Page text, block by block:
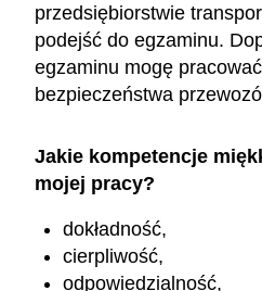
przedsiębiorstwie
podejść do egzaminu.
egzaminu mogę
bezpieczeństwa
Jakie kompetencje
mojej pracy?
dokładność,
cierpliwość,
odpowiedzialność,